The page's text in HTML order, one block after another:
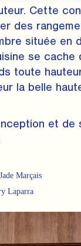
Cette
des
située en
se cache
toute
la belle
et de
Jade Marçais
Laparra